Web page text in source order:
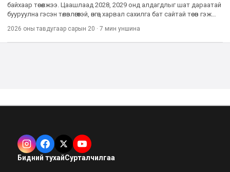
байхаар төсөөлжээ. Цаашлаад 2028, 2029 онд алдагдлыг шат дараатай
бууруулна гэсэн төлөвлөгөөтэй, өнгөц харвал сахилга бат сайтай төсөв гэж
2026 оны тавдугаар сарын 20 · 7 мин уншина
Бидний тухайСурталчилгаа